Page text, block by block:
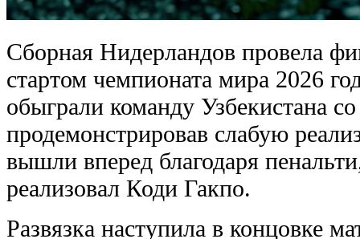
Сборная Нидерландов провела
стартом чемпионата мира 2026
обыграли команду Узбекистана
продемонстрировав слабую
вышли вперед благодаря
реализовал Коди Гакпо.
Развязка наступила в концовке